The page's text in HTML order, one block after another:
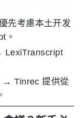
先考慮本土开发
。
LexiTranscript
→ Tinrec 提供從